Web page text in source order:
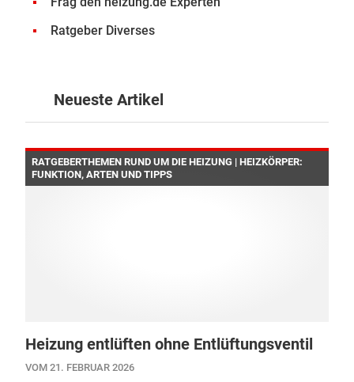
Ratgeber Diverses
Neueste Artikel
RATGEBERTHEMEN RUND UM DIE HEIZUNG | HEIZKÖRPER:
FUNKTION, ARTEN UND TIPPS
Heizung entlüften ohne Entlüftungsventil
VOM 21. FEBRUAR 2026